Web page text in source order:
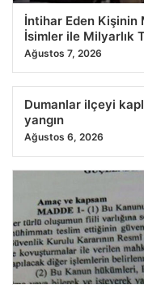
İntihar Eden Kişinin
İsimler ile Milyarlık
Ağustos 7, 2026
Dumanlar ilçeyi
yangın
Ağustos 6, 2026